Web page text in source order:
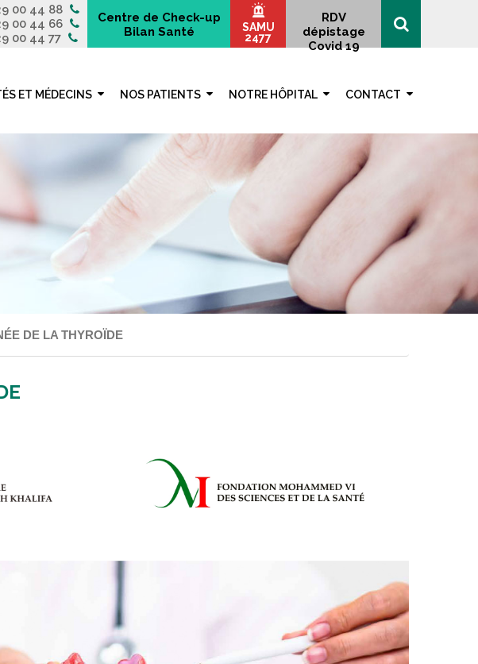
00 44 88
00 44 66
00 44 77
Centre de Check-up
Bilan Santé
SAMU
2477
RDV
dépistage
Covid 19
ET MÉDECINS NOS PATIENTS NOTRE HÔPITAL CONTACT
DE LA THYROÏDE